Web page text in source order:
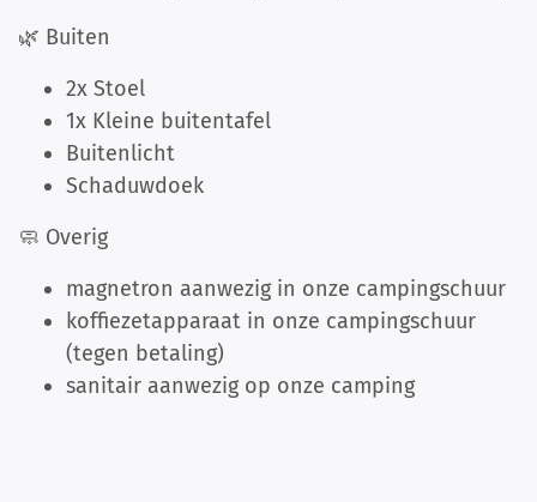
🌿 Buiten
2x Stoel
1x Kleine buitentafel
Buitenlicht
Schaduwdoek
🧼 Overig
magnetron aanwezig in onze campingschuur
koffiezetapparaat in onze campingschuur
(tegen betaling)
sanitair aanwezig op onze camping